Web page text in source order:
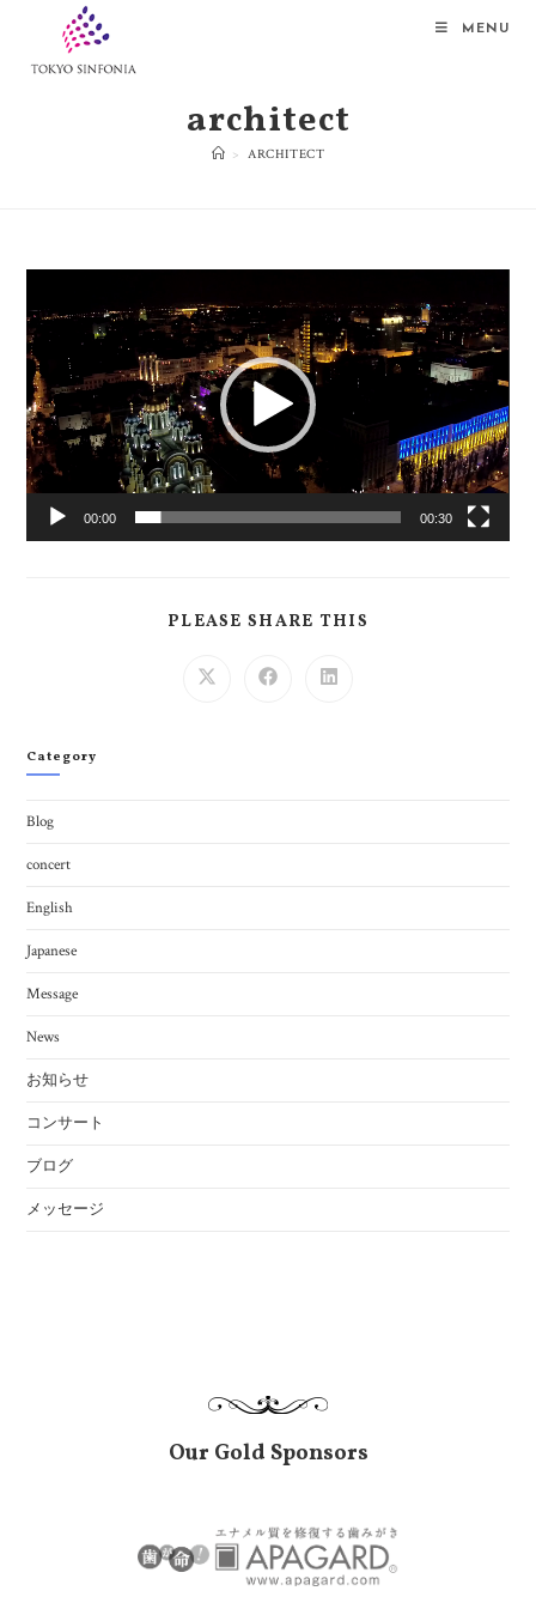
MENU
architect
> ARCHITECT
画
プ
レ
ー
ヤ
ー
00:00 00:30
PLEASE SHARE THIS
Category
Blog
concert
English
Japanese
Message
News
お知らせ
コンサート
ブログ
メッセージ
Our Gold Sponsors